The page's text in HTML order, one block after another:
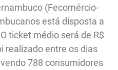
(Fecomércio-
está disposta a
ticket médio será de R$
realizado entre os dias
788 consumidores